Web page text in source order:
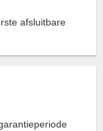
afsluitbare